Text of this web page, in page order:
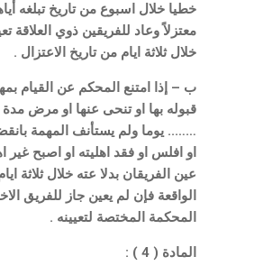
خطيا خلال اسبوع من تاريخ تبلغه
معتزلاً وعاد للفريقين ذوي العلاقة
خلال ثلاثة ايام من تاريخ الاعتزال .
ب – إذا امتنع المحكم عن القيام
قبوله بها او تنحى عنها او مرض
…….. يوما ولم يستأنف المهمة
او افلس او فقد اهليته او اصبح غير
عين الفريقان بدلا عته خلال ثلاثة
الواقعة فإن لم يعين جاز للفريق
المحكمة المختصة لتعيينه .
المادة ( 4 ) :